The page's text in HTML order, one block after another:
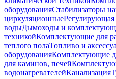
оборудованияСтабилизаторы
циркуляционныеРегулирующая
водыДымоходы и
техникойКомплектующие для
теплого полаТопливо и
оборудованияКомплектующие
для каминов, печей
водонагревателейКанализация